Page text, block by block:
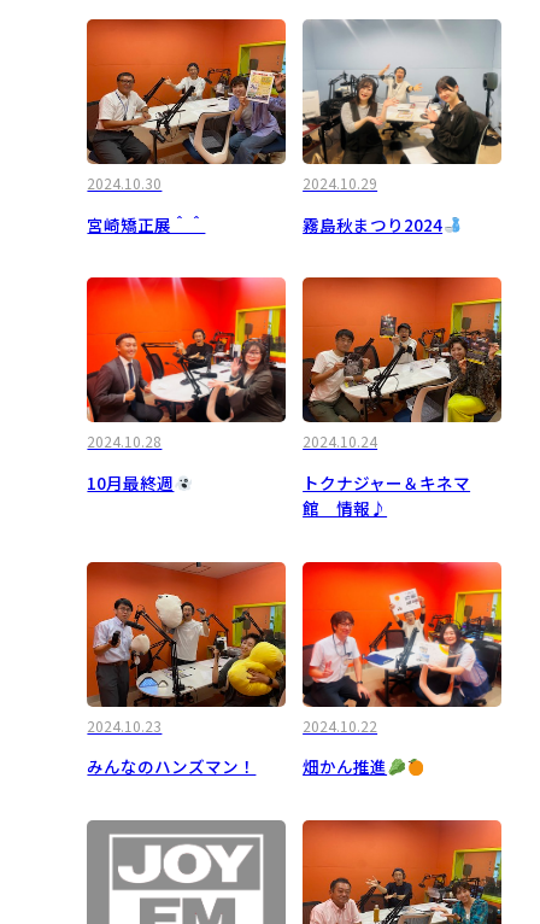
2024.10.30
宮崎矯正展＾＾
2024.10.29
霧島秋まつり2024
2024.10.28
10月最終週
2024.10.24
トクナジャー＆キネマ
館 情報♪
2024.10.23
みんなのハンズマン！
2024.10.22
畑かん推進